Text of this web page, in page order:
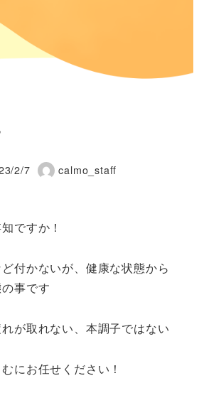
2/7
著
calmo_staff
ですか！
付かないが、健康な状態から
事です
が取れない、本調子ではない
にお任せください！